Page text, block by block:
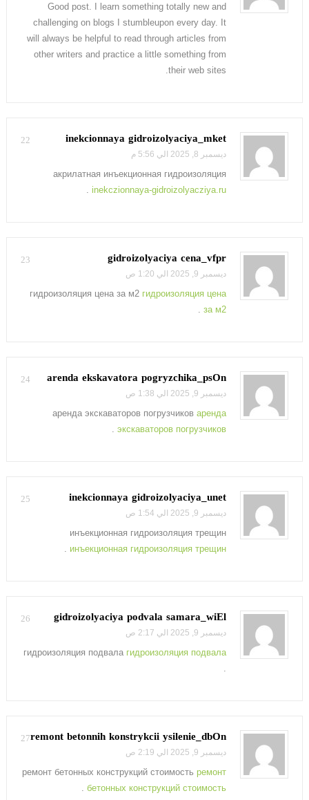
Good post. I learn something totally new and
challenging on blogs I stumbleupon every day. It
will always be helpful to read through articles from
other writers and practice a little something from
their web sites.
22 inekcionnaya gidroizolyaciya_mket
ديسمبر 8, 2025 الي 5:56 م
акрилатная инъекционная гидроизоляция
inekczionnaya-gidroizolyacziya.ru
23 gidroizolyaciya cena_vfpr
ديسمبر 9, 2025 الي 1:20 ص
гидроизоляция цена за м2 гидроизоляция цена
за м2
.
24 arenda ekskavatora pogryzchika_psOn
ديسمبر 9, 2025 الي 1:38 ص
аренда экскаваторов погрузчиковаренда
экскаваторов погрузчиков
.
25 inekcionnaya gidroizolyaciya_unet
ديسمبر 9, 2025 الي 1:54 ص
инъекционная гидроизоляция трещин
инъекционная гидроизоляция трещин
26 gidroizolyaciya podvala samara_wiEl
ديسمبر 9, 2025 الي 2:17 ص
гидроизоляция подвала гидроизоляция подвала
27remont betonnih konstrykcii ysilenie_dbOn
ديسمبر 9, 2025 الي 2:19 ص
ремонт бетонных конструкций стоимостьремонт
бетонных конструкций стоимость
.